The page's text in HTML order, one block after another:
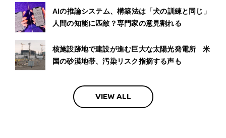
AIの推論システム、構築法は「犬の訓練と同じ」
人間の知能に匹敵？専門家の意見割れる
核施設跡地で建設が進む巨大な太陽光発電所 米
国の砂漠地帯、汚染リスク指摘する声も
VIEW ALL